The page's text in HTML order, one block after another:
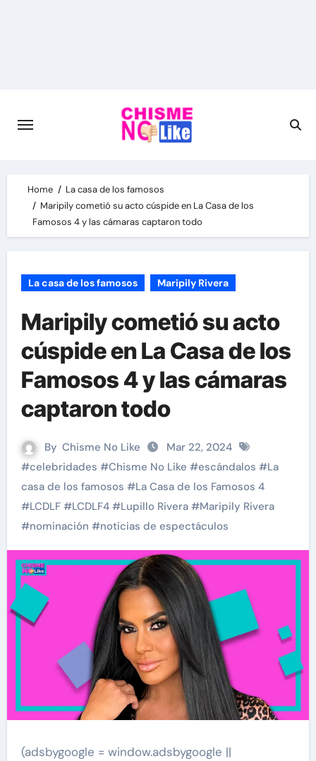
Home
La casa de los famosos
Maripily cometió su acto cúspide en La Casa de los
Famosos 4 y las cámaras captaron todo
La casa de los famosos Maripily Rivera
Maripily cometió su acto
cúspide en La Casa de los
Famosos 4 y las cámaras
captaron todo
By Chisme No Like
Mar 22, 2024
#celebridades #Chisme No Like #escándalos #La
casa de los famosos #La Casa de los Famosos 4
#LCDLF#LCDLF4#Lupillo Rivera#Maripily Rivera
#nominación #noticias de espectáculos
(adsbygoogle = window.adsbygoogle ||